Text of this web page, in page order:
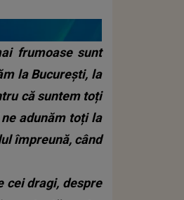
frumoase sunt
la București, la
că suntem toți
ne adunăm toți la
împreună, când
cei dragi, despre